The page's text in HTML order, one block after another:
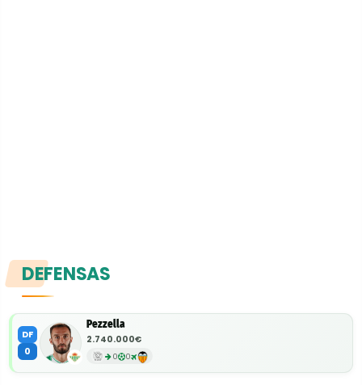
DEFENSAS
DF
0
Pezzella
2.740.000€
0 0